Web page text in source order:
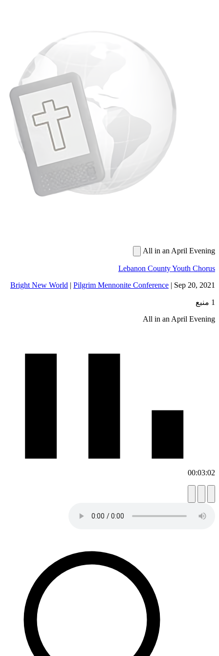
All in an April
Lebanon County
Bright New World |Pilgrim Mennonite Conference |Sep
All in an April